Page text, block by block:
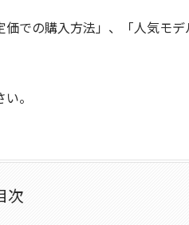
での購入方法」、「人気モ
。
次